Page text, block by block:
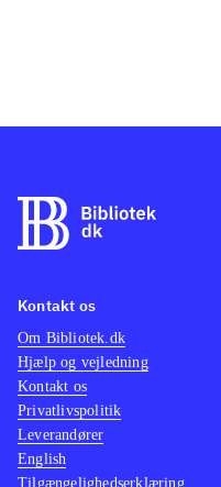
Kontakt os
Om Bibliotek.dk
Hjælp og vejledning
Kontakt os
Privatlivspolitik
Leverandører
English
Tilgængelighedserklæring